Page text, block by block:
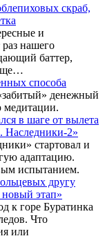
скраб,
и
нашего
баттер,
способа
денежный
медитации.
в шаге от вылета
Наследники-2»
стартовал и
адаптацию.
испытанием.
другу
этап»
к горе Буратинка
Что
или